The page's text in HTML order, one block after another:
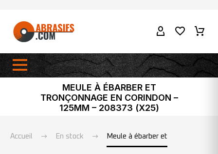
MEULE À ÉBARBER ET
TRONÇONNAGE EN CORINDON –
125MM – 208373 (X25)
Accueil En stock Meule à ébarber et